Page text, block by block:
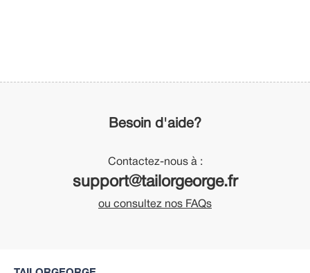
Besoin d'aide?
Contactez-nous à :
support@tailorgeorge.fr
ou consultez nos FAQs